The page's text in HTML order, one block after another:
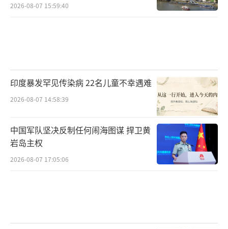
2026-08-07 15:59:40
印度暴发罕见传染病 22名儿童不幸遇难
2026-08-07 14:58:39
中国军队坚决反制任何闹海图谋 捍卫黄
岩岛主权
2026-08-07 17:05:06